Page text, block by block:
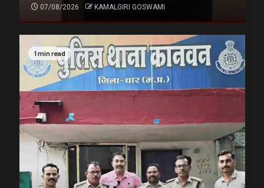
07/08/2026 KAMALGIRI GOSWAMI
1 min read